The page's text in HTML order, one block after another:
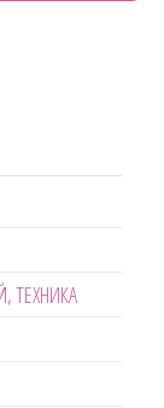
ТЕХНИКА